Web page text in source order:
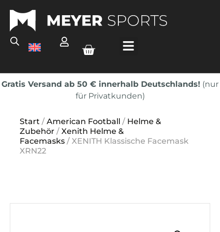
Gratis Versand ab 50 € innerhalb Deutschlands! (nur
für Privatkunden)
Start / American Football / Helme &
Zubehör / Xenith Helme &
Facemasks / XENITH Klassische Facemask
XRN22